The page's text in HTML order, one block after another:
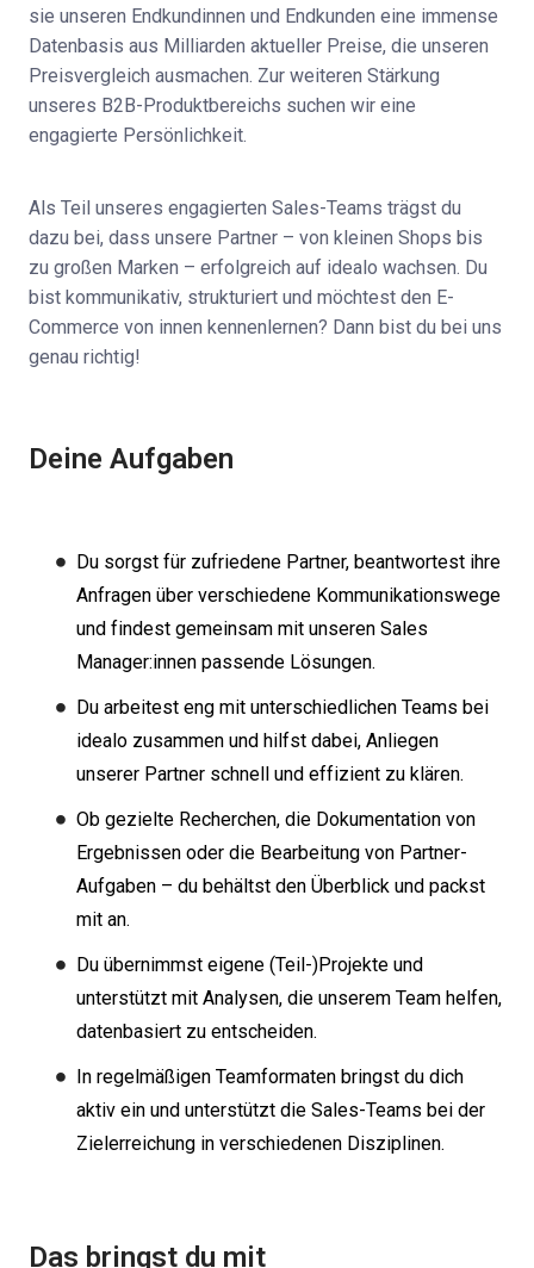
sie unseren Endkundinnen und Endkunden eine immense
Datenbasis aus Milliarden aktueller Preise, die unseren
Preisvergleich ausmachen. Zur weiteren Stärkung
unseres B2B-Produktbereichs suchen wir eine
engagierte Persönlichkeit.
Als Teil unseres engagierten Sales-Teams trägst du
dazu bei, dass unsere Partner – von kleinen Shops bis
zu großen Marken – erfolgreich auf idealo wachsen. Du
bist kommunikativ, strukturiert und möchtest den E-
Commerce von innen kennenlernen? Dann bist du bei uns
genau richtig!
Deine Aufgaben
Du sorgst für zufriedene Partner, beantwortest ihre
Anfragen über verschiedene Kommunikationswege
und findest gemeinsam mit unseren Sales
Manager:innen passende Lösungen.
Du arbeitest eng mit unterschiedlichen Teams bei
idealo zusammen und hilfst dabei, Anliegen
unserer Partner schnell und effizient zu klären.
Ob gezielte Recherchen, die Dokumentation von
Ergebnissen oder die Bearbeitung von Partner-
Aufgaben – du behältst den Überblick und packst
mit an.
Du übernimmst eigene (Teil-)Projekte und
unterstützt mit Analysen, die unserem Team helfen,
datenbasiert zu entscheiden.
In regelmäßigen Teamformaten bringst du dich
aktiv ein und unterstützt die Sales-Teams bei der
Zielerreichung in verschiedenen Disziplinen.
Das bringst du mit